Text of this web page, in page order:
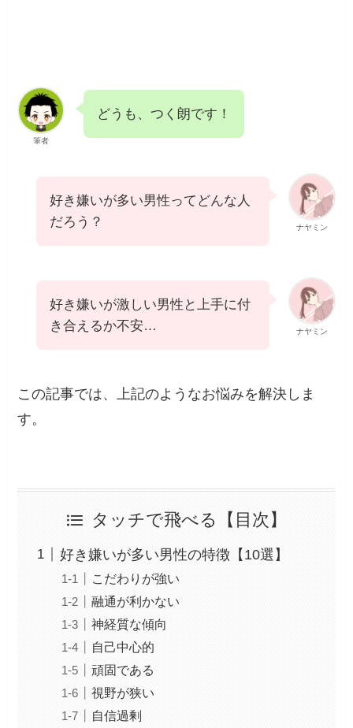
筆者
どうも、つく朗です！
ナヤミン
好き嫌いが多い男性ってどんな人
だろう？
ナヤミン
好き嫌いが激しい男性と上手に付
き合えるか不安…
この記事では、上記のようなお悩みを解決しま
す。
タッチで飛べる【目次】
好き嫌いが多い男性の特徴【10選】
こだわりが強い
融通が利かない
神経質な傾向
自己中心的
頑固である
視野が狭い
自信過剰